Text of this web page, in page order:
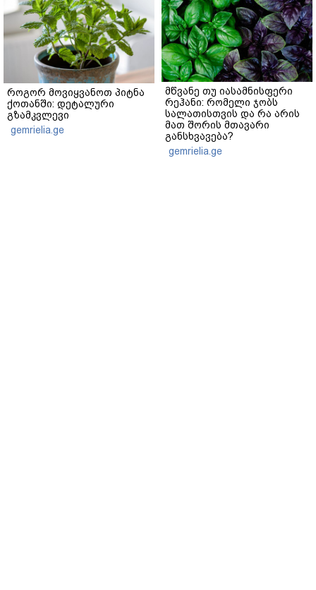
როგორ მოვიყვანოთ პიტნა
ქოთანში: დეტალური
გზამკვლევი
gemrielia.ge
მწვანე თუ იასამნისფერი
რეჰანი: რომელი ჯობს
სალათისთვის და რა არის
მათ შორის მთავარი
განსხვავება?
gemrielia.ge